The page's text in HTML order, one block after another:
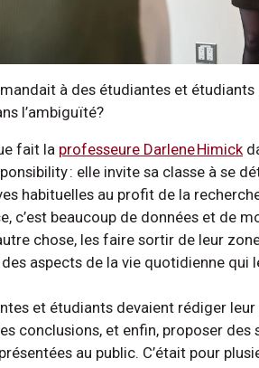
à des étudiantes et
l’ambiguïté?
fait la professeure Darlene Himick
: elle invite sa classe à se
habituelles au profit de la
c’est beaucoup de données et de
chose, les faire sortir de leur
aspects de la vie quotidienne qui
et étudiants devaient rédiger
conclusions, et enfin, proposer
au public. C’était pour